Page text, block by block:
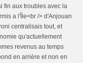
fin aux troubles avec la
a l'Île<br /> d'Anjouan
centralisais tout, et
qu'actuellement
revenus au temps
en arrière et non en